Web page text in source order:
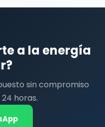
a la energía
sin compromiso
horas.